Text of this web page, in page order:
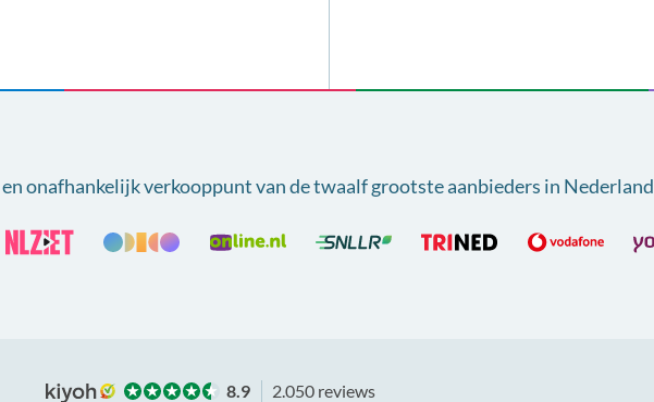
onafhankelijk verkooppunt vande twaalf grootste aanbieders in Nederland
8.9 2.050 reviews